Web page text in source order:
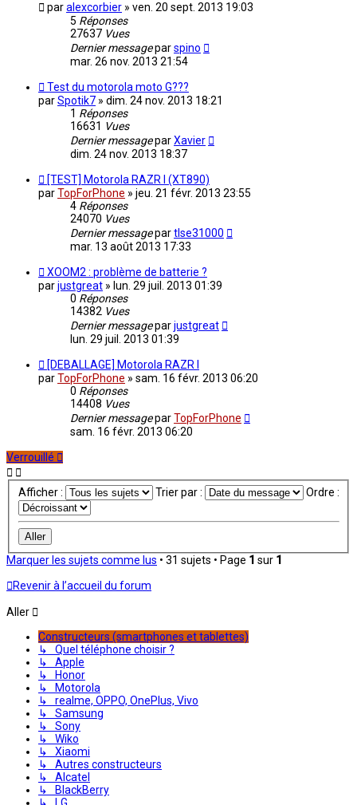
paralexcorbier » ven. 20 sept. 2013 19:03
5 Réponses
27637 Vues
Dernier messageparspino
mar. 26 nov. 2013 21:54
Test du motorola moto G???
parSpotik7 » dim. 24 nov. 2013 18:21
1 Réponses
16631 Vues
Dernier messageparXavier
dim. 24 nov. 2013 18:37
[TEST] Motorola RAZR I (XT890)
parTopForPhone » jeu. 21 févr. 2013 23:55
4 Réponses
24070 Vues
Dernier messagepartlse31000
mar. 13 août 2013 17:33
XOOM2 : problème de batterie ?
parjustgreat » lun. 29 juil. 2013 01:39
0 Réponses
14382 Vues
Dernier messageparjustgreat
lun. 29 juil. 2013 01:39
[DEBALLAGE] Motorola RAZR I
parTopForPhone » sam. 16 févr. 2013 06:20
0 Réponses
14408 Vues
Dernier messageparTopForPhone
sam. 16 févr. 2013 06:20
Verrouillé
Afficher : Trier par : Ordre :
Marquer les sujets comme lus • 31 sujets • Page 1 sur 1
Revenir à l’accueil du forum
Aller
Constructeurs (smartphones et tablettes)
↳ Quel téléphone choisir ?
↳ Apple
↳ Honor
↳ Motorola
↳ realme, OPPO, OnePlus, Vivo
↳ Samsung
↳ Sony
↳ Wiko
↳ Xiaomi
↳ Autres constructeurs
↳ Alcatel
↳ BlackBerry